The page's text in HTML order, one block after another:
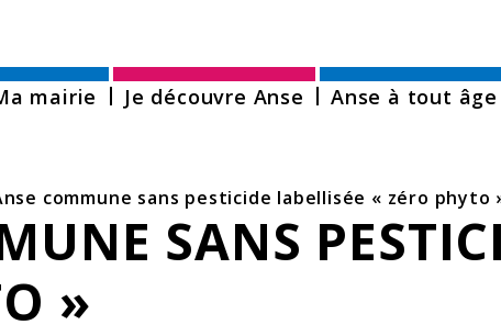
mairie Je découvre Anse Anse à tout âge
commune sans pesticide labellisée « zéro phyto
SANS
»